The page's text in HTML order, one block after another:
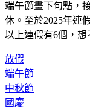
休。至於2025年連
以上連假有6個，
端午節
中秋節
國慶
端午